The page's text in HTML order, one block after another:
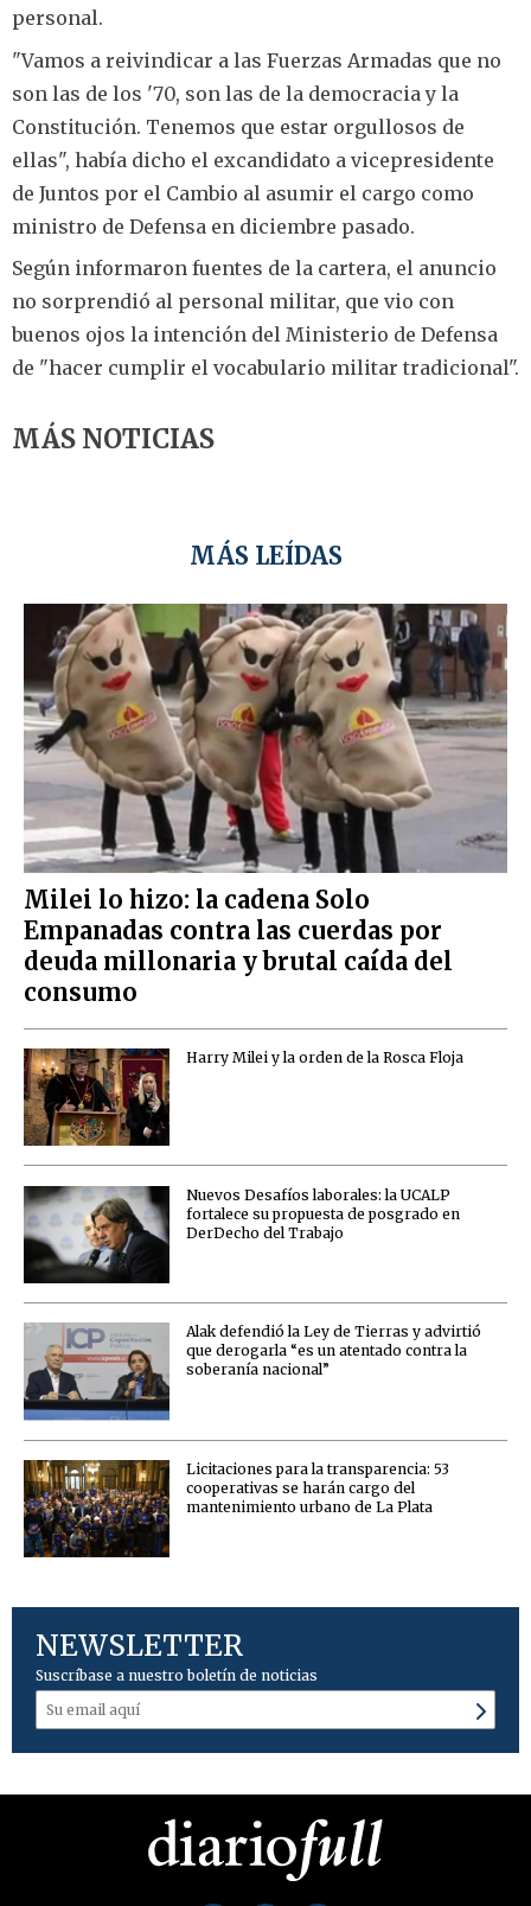
personal.
"Vamos a reivindicar a las Fuerzas Armadas que no
son las de los '70, son las de la democracia y la
Constitución. Tenemos que estar orgullosos de
ellas", había dicho el excandidato a vicepresidente
de Juntos por el Cambio al asumir el cargo como
ministro de Defensa en diciembre pasado.
Según informaron fuentes de la cartera, el anuncio
no sorprendió al personal militar, que vio con
buenos ojos la intención del Ministerio de Defensa
de "hacer cumplir el vocabulario militar tradicional".
MÁS NOTICIAS
MÁS LEÍDAS
Milei lo hizo: la cadena Solo
Empanadas contra las cuerdas por
deuda millonaria y brutal caída del
consumo
Harry Milei y la orden de la Rosca Floja
Nuevos Desafíos laborales: la UCALP
fortalece su propuesta de posgrado en
DerDecho del Trabajo
Alak defendió la Ley de Tierras y advirtió
que derogarla “es un atentado contra la
soberanía nacional”
Licitaciones para la transparencia: 53
cooperativas se harán cargo del
mantenimiento urbano de La Plata
NEWSLETTER
Suscríbase a nuestro boletín de noticias